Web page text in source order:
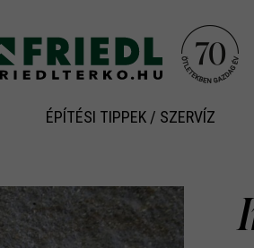
ÉPÍTÉSI TIPPEK / SZERVÍZ